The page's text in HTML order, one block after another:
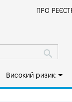
ПРО
Високий ризик: